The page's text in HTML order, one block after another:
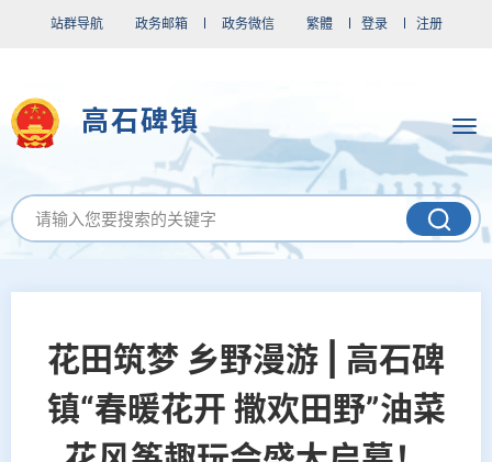
站群导航 政务邮箱 政务微信 繁體 登录 注册
高石碑镇
花田筑梦 乡野漫游 | 高石碑
镇“春暖花开 撒欢田野”油菜